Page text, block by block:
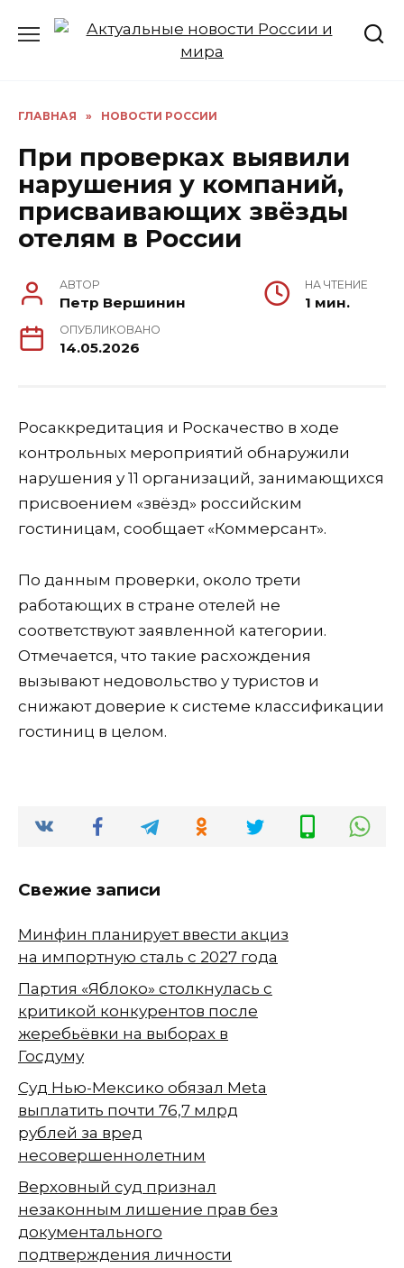
ГЛАВНАЯ » НОВОСТИ РОССИИ
При проверках выявили
нарушения у компаний,
присваивающих звёзды
отелям в России
АВТОР
Петр Вершинин
НА ЧТЕНИЕ
1 мин.
ОПУБЛИКОВАНО
14.05.2026
Росаккредитация и Роскачество в ходе
контрольных мероприятий обнаружили
нарушения у 11 организаций, занимающихся
присвоением «звёзд» российским
гостиницам, сообщает «Коммерсант».
По данным проверки, около трети
работающих в стране отелей не
соответствуют заявленной категории.
Отмечается, что такие расхождения
вызывают недовольство у туристов и
снижают доверие к системе классификации
гостиниц в целом.
Свежие записи
Минфин планирует ввести акциз
на импортную сталь с 2027 года
Партия «Яблоко» столкнулась с
критикой конкурентов после
жеребьёвки на выборах в
Госдуму
Суд Нью-Мексико обязал Meta
выплатить почти 76,7 млрд
рублей за вред
несовершеннолетним
Верховный суд признал
незаконным лишение прав без
документального
подтверждения личности